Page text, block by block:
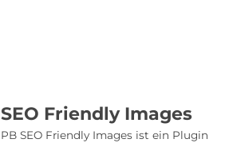
SEO Friendly Images
PB SEO Friendly Images ist ein Plugin